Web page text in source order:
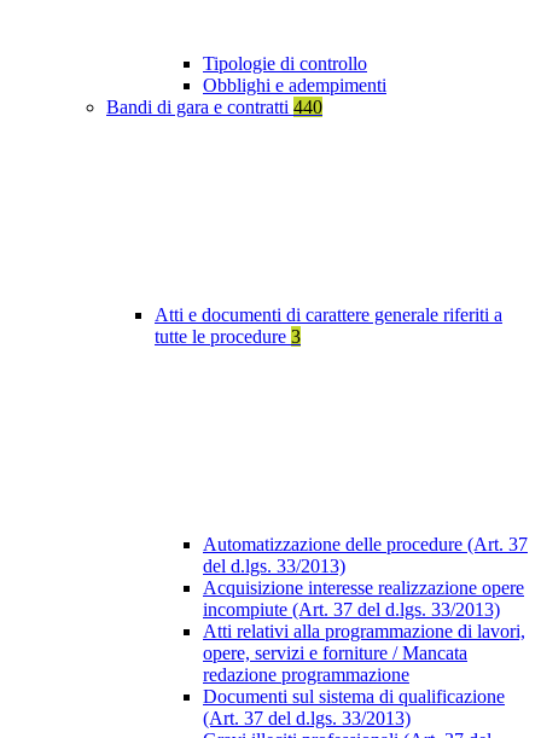
Tipologie di controllo
Obblighi e adempimenti
Bandi di gara e contratti 440
Atti e documenti di carattere generale riferiti a
tutte le procedure 3
Automatizzazione delle procedure (Art. 37
del d.lgs. 33/2013)
Acquisizione interesse realizzazione opere
incompiute (Art. 37 del d.lgs. 33/2013)
Atti relativi alla programmazione di lavori,
opere, servizi e forniture / Mancata
redazione programmazione
Documenti sul sistema di qualificazione
(Art. 37 del d.lgs. 33/2013)